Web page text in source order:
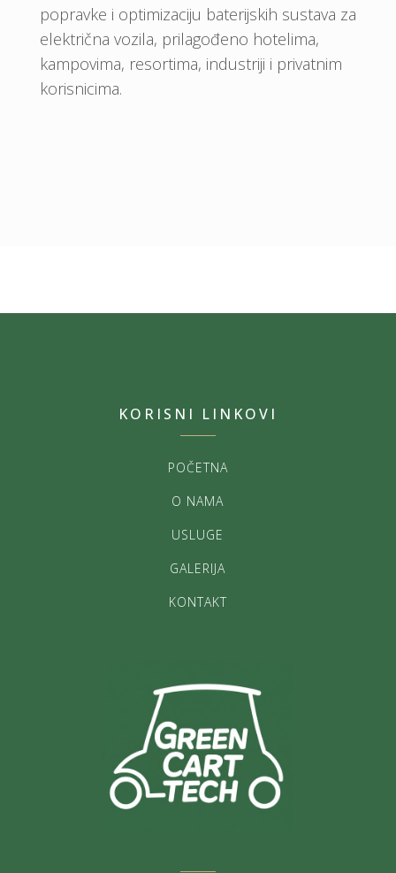
popravke i optimizaciju baterijskih sustava za
električna vozila, prilagođeno hotelima,
kampovima, resortima, industriji i privatnim
korisnicima.
KORISNI LINKOVI
POČETNA
O NAMA
USLUGE
GALERIJA
KONTAKT